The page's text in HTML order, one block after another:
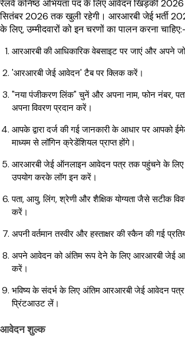
रेलवे कनिष्ठ अभियंता पद के लिए आवेदन खिड़की
सितंबर 2026 तक खुली रहेगी। आरआरबी जेई भर्ती
के लिए, उम्मीदवारों को इन चरणों का पालन करना
आरआरबी की आधिकारिक वेबसाइट पर जाएं और अपने
'आरआरबी जेई आवेदन' टैब पर क्लिक करें।
"नया पंजीकरण लिंक" चुनें और अपना नाम, फोन नंबर,
अपना विवरण प्रदान करें।
आपके द्वारा दर्ज की गई जानकारी के आधार पर आपको
माध्यम से लॉगिन क्रेडेंशियल प्राप्त होंगे।
आरआरबी जेई ऑनलाइन आवेदन पत्र तक पहुंचने के लिए
उपयोग करके लॉग इन करें।
पता, आयु, लिंग, श्रेणी और शैक्षिक योग्यता जैसे सटीक
करें।
अपनी वर्तमान तस्वीर और हस्ताक्षर की स्कैन की गई
अपने आवेदन को अंतिम रूप देने के लिए आरआरबी जेई
करें।
भविष्य के संदर्भ के लिए अंतिम आरआरबी जेई आवेदन
प्रिंटआउट लें।
आवेदन शुल्क